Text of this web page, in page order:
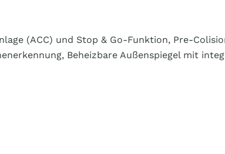
(ACC) und Stop & Go-Funktion, Pre-
Beheizbare Außenspiegel mit